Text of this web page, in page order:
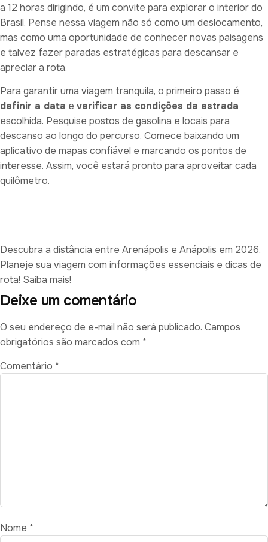
a 12 horas dirigindo, é um convite para explorar o interior do
Brasil. Pense nessa viagem não só como um deslocamento,
mas como uma oportunidade de conhecer novas paisagens
e talvez fazer paradas estratégicas para descansar e
apreciar a rota.
Para garantir uma viagem tranquila, o primeiro passo é
definir a data e verificar as condições da estrada
escolhida. Pesquise postos de gasolina e locais para
descanso ao longo do percurso. Comece baixando um
aplicativo de mapas confiável e marcando os pontos de
interesse. Assim, você estará pronto para aproveitar cada
quilômetro.
Descubra a distância entre Arenápolis e Anápolis em 2026.
Planeje sua viagem com informações essenciais e dicas de
rota! Saiba mais!
Deixe um comentário
O seu endereço de e-mail não será publicado. Campos
obrigatórios são marcados com *
Comentário *
Nome *